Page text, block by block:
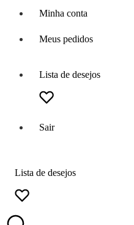
Minha conta
Meus pedidos
Lista de desejos
Sair
Lista de desejos